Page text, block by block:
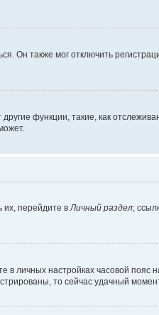
Он также мог отключить
функции, такие, как
их, перейдите в Личный раздел;
личных настройках часовой пояс
то сейчас удачный